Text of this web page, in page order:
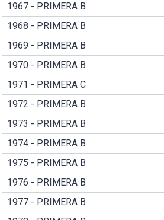
1967 - PRIMERA B
1968 - PRIMERA B
1969 - PRIMERA B
1970 - PRIMERA B
1971 - PRIMERA C
1972 - PRIMERA B
1973 - PRIMERA B
1974 - PRIMERA B
1975 - PRIMERA B
1976 - PRIMERA B
1977 - PRIMERA B